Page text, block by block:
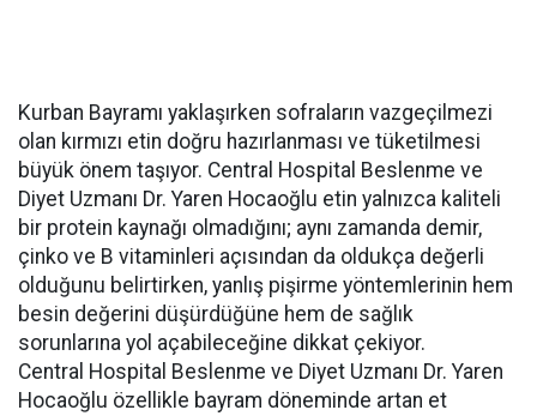
Kurban Bayramı yaklaşırken sofraların vazgeçilmezi
olan kırmızı etin doğru hazırlanması ve tüketilmesi
büyük önem taşıyor. Central Hospital Beslenme ve
Diyet Uzmanı Dr. Yaren Hocaoğlu etin yalnızca kaliteli
bir protein kaynağı olmadığını; aynı zamanda demir,
çinko ve B vitaminleri açısından da oldukça değerli
olduğunu belirtirken, yanlış pişirme yöntemlerinin hem
besin değerini düşürdüğüne hem de sağlık
sorunlarına yol açabileceğine dikkat çekiyor.
Central Hospital Beslenme ve Diyet Uzmanı Dr. Yaren
Hocaoğlu özellikle bayram döneminde artan et